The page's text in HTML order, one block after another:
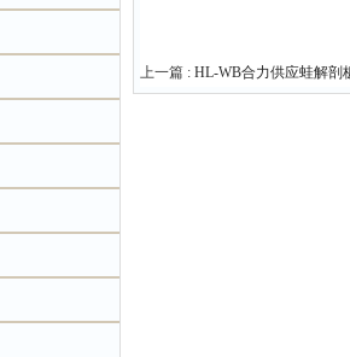
上一篇 : HL-WB合力供应蛙解剖